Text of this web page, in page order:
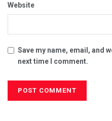
Website
Save my name, email, and
next time I comment.